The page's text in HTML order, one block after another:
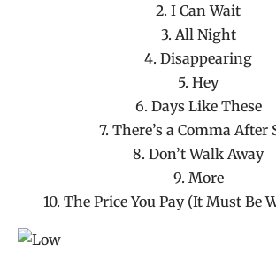
2. I Can Wait
3. All Night
4. Disappearing
5. Hey
6. Days Like These
7. There’s a Comma After
8. Don’t Walk Away
9. More
10. The Price You Pay (It Must Be